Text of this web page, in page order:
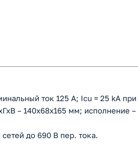
ток 125 А; Icu = 25 kA при
– 140х68x165 мм; исполнение –
до 690 В пер. тока.